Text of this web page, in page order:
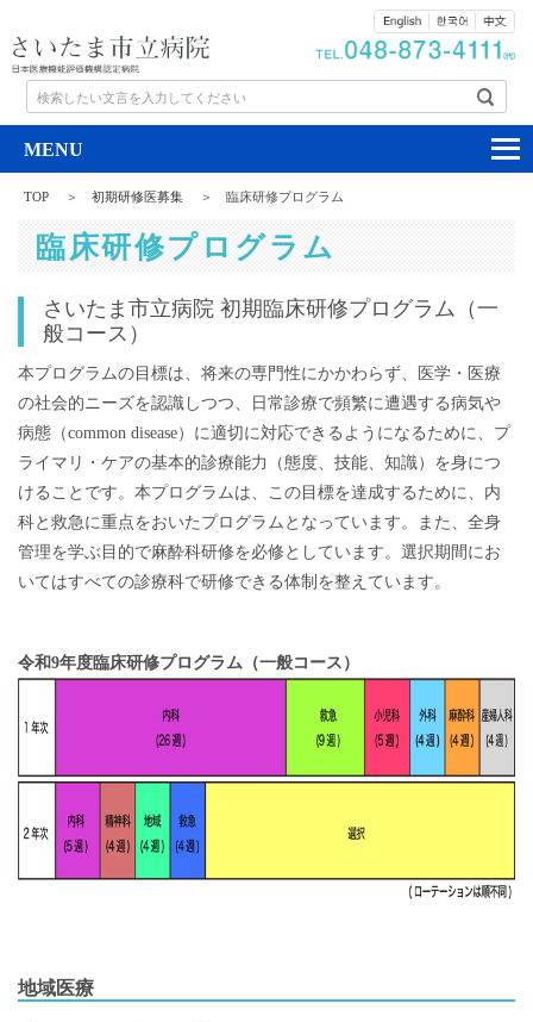
検索したい文言を入力してください
TOP 初期研修医募集 臨床研修プログラム
臨床研修プログラム
さいたま市立病院 初期臨床研修プログラム（一
般コース）
本プログラムの目標は、将来の専門性にかかわらず、医学・医療
の社会的ニーズを認識しつつ、日常診療で頻繁に遭遇する病気や
病態（common disease）に適切に対応できるようになるために、プ
ライマリ・ケアの基本的診療能力（態度、技能、知識）を身につ
けることです。本プログラムは、この目標を達成するために、内
科と救急に重点をおいたプログラムとなっています。また、全身
管理を学ぶ目的で麻酔科研修を必修としています。選択期間にお
いてはすべての診療科で研修できる体制を整えています。
令和9年度臨床研修プログラム（一般コース）
地域医療